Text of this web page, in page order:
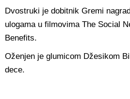
Dvostruki je dobitnik Gremi
ulogama u filmovima The Social
Benefits.
Oženjen je glumicom Džesikom
dece.